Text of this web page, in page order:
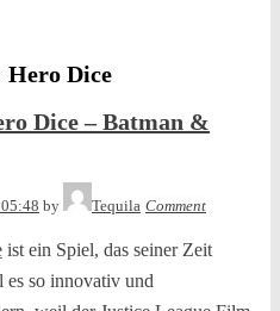
Hero Dice
Dice – Batman &
by Tequila Comment
ist ein Spiel, das seiner Zeit
so innovativ und